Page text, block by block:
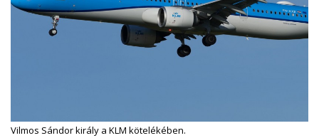
Vilmos Sándor király a KLM kötelékében.